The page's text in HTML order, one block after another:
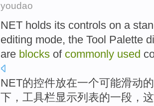
youdao
NET holds its controls on a
editing mode, the Tool Palette
are blocks of commonly used
NET的控件放在一个可能滑动的
下 ， 工具栏显示列表的一段 ， 这